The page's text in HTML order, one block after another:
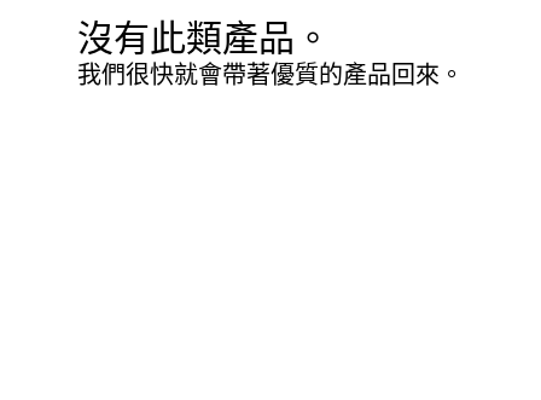
沒有此類產品。
我們很快就會帶著優質的產品回來。